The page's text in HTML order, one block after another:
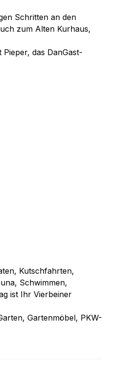
Schritten an den
zum Alten Kurhaus,
das DanGast-
Kutschfahrten,
Schwimmen,
ist Ihr Vierbeiner
Gartenmöbel, PKW-